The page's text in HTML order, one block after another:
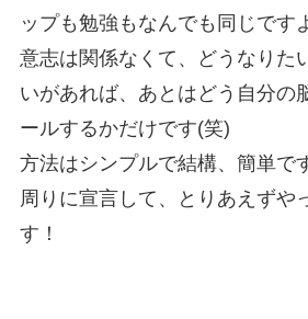
ップも勉強もなんでも同じです
意志は関係なくて、どうなりた
いがあれば、あとはどう自分の
ールするかだけです(笑)
方法はシンプルで結構、簡単で
周りに宣言して、とりあえずや
す！